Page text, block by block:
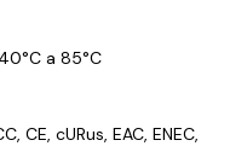
a 85°C
CE, cURus, EAC, ENEC,